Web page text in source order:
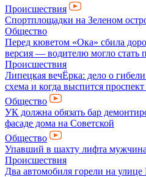
Происшествия
Спортплощадки на Зеленом
Общество
Перед кюветом «Ока» сбила
версия — водителю могло стать
Происшествия
Липецкая вечЁрка: дело о
схема и когда выспится
Общество
УК должна обязать бар
фасаде дома на Советской
Общество
Упавший в шахту лифта
Происшествия
Два автомобиля горели на улице